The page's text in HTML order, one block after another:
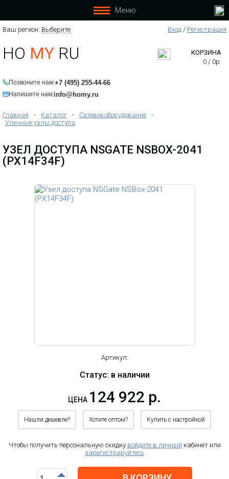
Меню
Ваш регион: Выберите Вход / Регистрация
HO MY RU
Позвоните нам:+7 (495) 255-44-66
Напишите нам:info@homy.ru
КОРЗИНА
0 / 0р.
Главная - Каталог - Сетевое оборудование
-
Уличные узлы доступа
УЗЕЛ ДОСТУПА NSGATE NSBOX-2041
(PX14F34F)
Артикул:
Статус: в наличии
ЦЕНА 124 922 р.
Нашли дешевле? Хотите оптом? Купить с настройкой
Чтобы получить персональную скидку войдите в личный кабинет или
зарегистрируйтесь